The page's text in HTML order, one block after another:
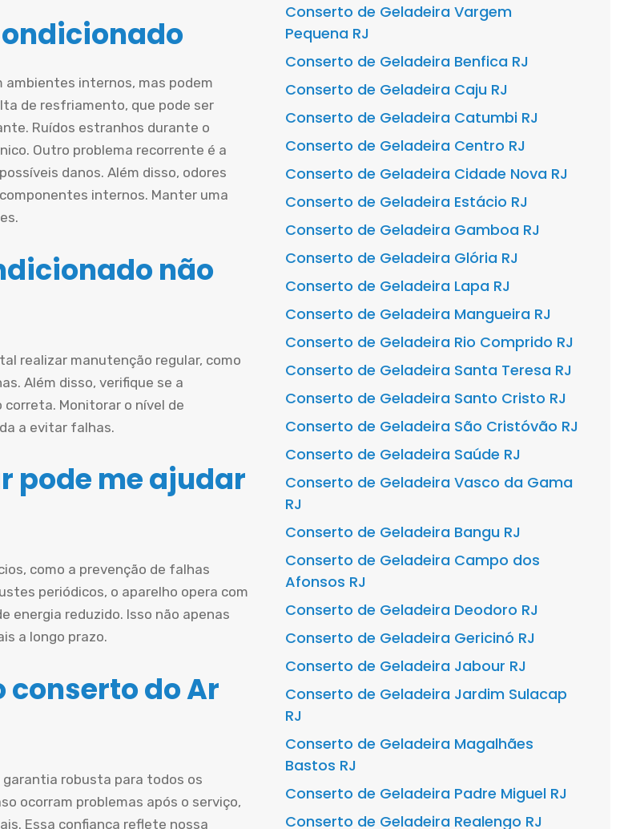
ambientes internos, mas podem
de resfriamento, que pode ser
Ruídos estranhos durante o
Outro problema recorrente é a
danos. Além disso, odores
internos. Manter uma
não
realizar manutenção regular, como
Além disso, verifique se a
Monitorar o nível de
a evitar falhas.
pode me ajudar
como a prevenção de falhas
periódicos, o aparelho opera com
energia reduzido. Isso não apenas
a longo prazo.
do Ar
robusta para todos os
ocorram problemas após o serviço,
Essa confiança reflete nossa
Conserto de Geladeira Vargem
Pequena RJ
Conserto de Geladeira Benfica RJ
Conserto de Geladeira Caju RJ
Conserto de Geladeira Catumbi RJ
Conserto de Geladeira Centro RJ
Conserto de Geladeira Cidade Nova RJ
Conserto de Geladeira Estácio RJ
Conserto de Geladeira Gamboa RJ
Conserto de Geladeira Glória RJ
Conserto de Geladeira Lapa RJ
Conserto de Geladeira Mangueira RJ
Conserto de Geladeira Rio Comprido RJ
Conserto de Geladeira Santa Teresa RJ
Conserto de Geladeira Santo Cristo RJ
Conserto de Geladeira São Cristóvão RJ
Conserto de Geladeira Saúde RJ
Conserto de Geladeira Vasco da Gama
RJ
Conserto de Geladeira Bangu RJ
Conserto de Geladeira Campo dos
Afonsos RJ
Conserto de Geladeira Deodoro RJ
Conserto de Geladeira Gericinó RJ
Conserto de Geladeira Jabour RJ
Conserto de Geladeira Jardim Sulacap
RJ
Conserto de Geladeira Magalhães
Bastos RJ
Conserto de Geladeira Padre Miguel RJ
Conserto de Geladeira Realengo RJ